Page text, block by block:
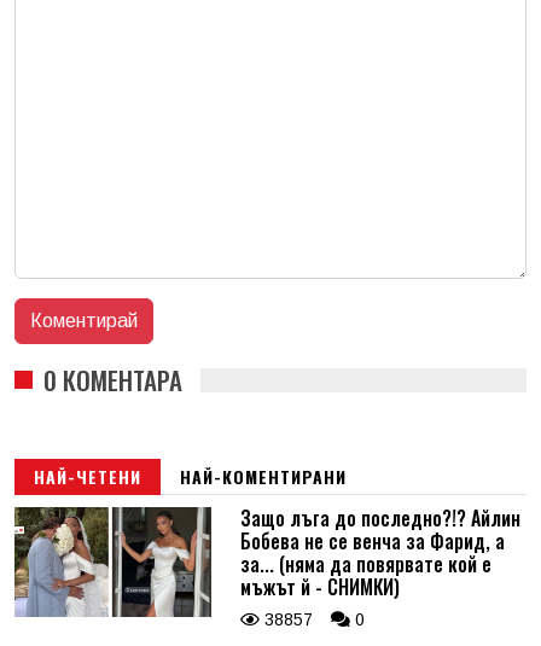
0 КОМЕНТАРА
НАЙ-ЧЕТЕНИ НАЙ-КОМЕНТИРАНИ
Защо лъга до последно?!? Айлин
Бобева не се венча за Фарид, а
за... (няма да повярвате кой е
мъжът й - СНИМКИ)
38857 0